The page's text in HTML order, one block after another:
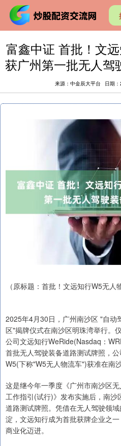
富鑫中证 首批！文
获广州第一批无人驾
来源：中金辰大平台 日期
（原标题：首批！文远知行W5无
2025年4月30日，广州南沙区 "自动
区"揭牌仪式在南沙区明珠湾举行。
公司文远知行WeRide(Nasdaq：
首批无人驾驶装备道路测试牌照，
W5(下称"W5无人物流车")获准在南
这是继今年一季度《广州市南沙区
工作指引(试行)》发布实施后，南
道路测试牌照。凭借在无人驾驶领
淀，文远知行成为首批获牌企业之
商业化迈进。